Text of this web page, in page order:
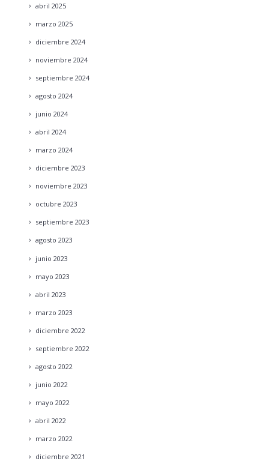
abril 2025
marzo 2025
diciembre 2024
noviembre 2024
septiembre 2024
agosto 2024
junio 2024
abril 2024
marzo 2024
diciembre 2023
noviembre 2023
octubre 2023
septiembre 2023
agosto 2023
junio 2023
mayo 2023
abril 2023
marzo 2023
diciembre 2022
septiembre 2022
agosto 2022
junio 2022
mayo 2022
abril 2022
marzo 2022
diciembre 2021